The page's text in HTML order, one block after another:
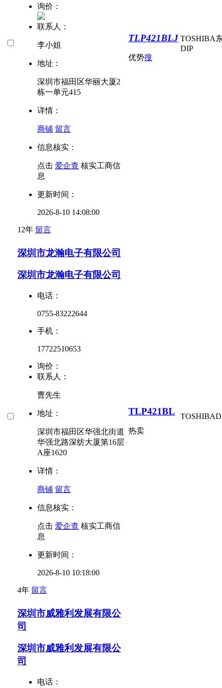
询价：
联系人：
李小姐
地址：
深圳市福田区华丽大厦2
栋一单元415
详情：
商铺 留言
信息核实：
点击 爱企查 核实工商信
息
更新时间：
2026-8-10 14:08:00
12年 留言
TLP421BLJ
优势搜
TOSHIBA
DIP
深圳市龙瀚电子有限公司
深圳市龙瀚电子有限公司
电话：
0755-83222644
手机：
17722510653
询价：
联系人：
曹先生
地址：
深圳市福田区华强北街道
华强北路深纺大厦第16层
A座1620
详情：
商铺 留言
信息核实：
点击 爱企查 核实工商信
息
更新时间：
2026-8-10 10:18:00
4年 留言
TLP421BL
热卖
TOSHIBA
深圳市威雅利发展有限公
司
深圳市威雅利发展有限公
司
电话：